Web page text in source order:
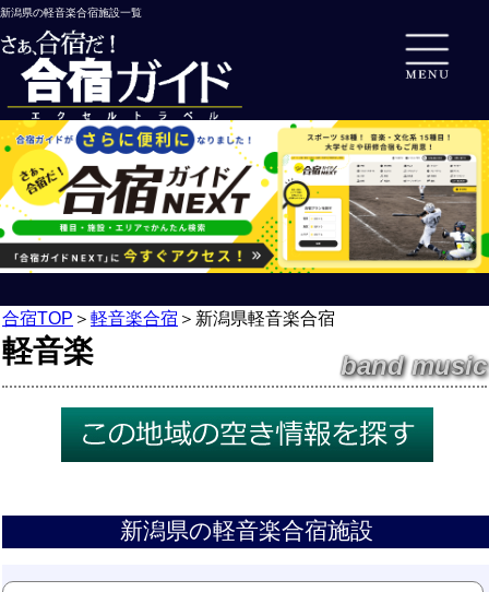
新潟県の軽音楽合宿施設一覧
合宿TOP ＞ 軽音楽合宿 ＞ 新潟県軽音楽合宿
軽音楽 band music
新潟県の軽音楽合宿施設